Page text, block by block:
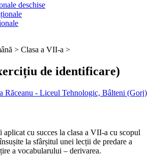
deschise
> Clasa a VII-a >
de identificare)
Răceanu - Liceul Tehnologic, Bâlteni (Gorj)
aplicat cu succes la clasa a VII-a cu scopul
la sfârșitul unei lecții de predare a
a vocabularului – derivarea.